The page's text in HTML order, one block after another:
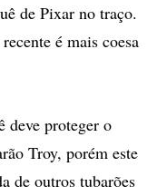
de Pixar no traço.
é mais coesa
deve proteger o
Troy, porém este
de outros tubarões